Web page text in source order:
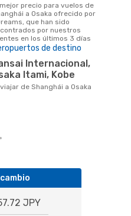
a Osaka ofrecido por
que han sido
por nuestros
en los últimos 3 días
de destino
Itami, Kobe
viajar de Shanghái a Osaka
JPY